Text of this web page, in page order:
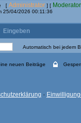
[ Administrator ] [ Moderator
25/04/2026 00:11:36
Eingeben
Automatisch bei jedem
neuen Beiträge
·